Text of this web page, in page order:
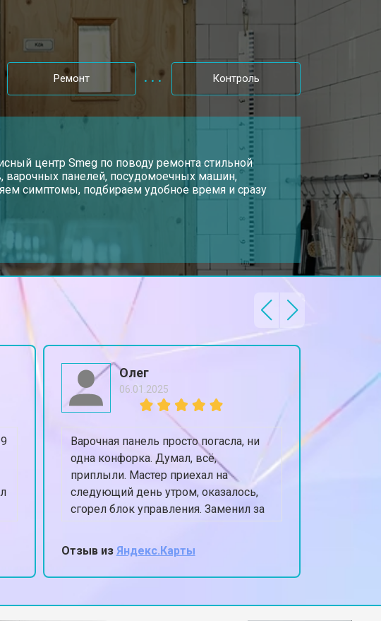
от 2200 ₽
от 3300 ₽ Заказать
от 1700 ₽ Заказать
от 2550 ₽
от 4750 ₽ Заказать
от 3650 ₽
от 2300 ₽ Заказать
от 2550 ₽ Заказать
от 1900 ₽ Заказать
Ремонт Контроль
центр Smeg по поводу ремонта стильной
варочных панелей, посудомоечных машин,
симптомы, подбираем удобное время и сразу
Олег
06.01.2025
Варочная панель просто погасла, ни
одна конфорка. Думал, всё,
приплыли. Мастер приехал на
следующий день утром, оказалось,
сгорел блок управления. Заменил за
40 минут, цена как и сказали по
телефону.
Отзыв из Яндекс.Карты